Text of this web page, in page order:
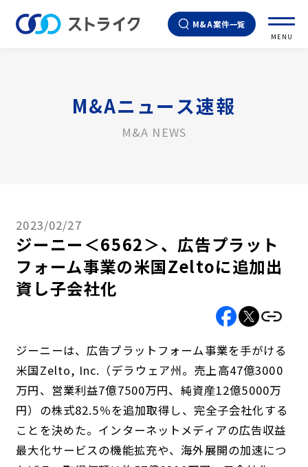
M&A案件一覧
MENU
M&Aニュース速報
M&A NEWS
2023/02/27
ジーニー＜6562＞、広告プラット
フォーム事業の米国Zeltoに追加出
資し子会社化
ジーニーは、広告プラットフォーム事業を手がける
米国Zelto, Inc.（デラウェア州。売上高47億3000
万円、営業利益7億7500万円、純資産12億5000万
円）の株式82.5％を追加取得し、完全子会社化する
ことを決めた。インターネットメディアの広告収益
最大化サービスの機能拡充や、海外展開の加速につ